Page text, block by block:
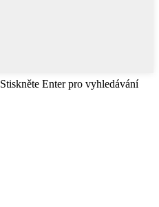
Stiskněte Enter pro vyhledávání